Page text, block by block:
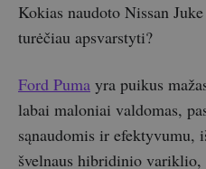
Kokias naudoto Nissan
turėčiau apsvarstyti?
Ford Puma yra puikus
labai maloniai valdomas,
sąnaudomis ir efektyvumu,
švelnaus hibridinio